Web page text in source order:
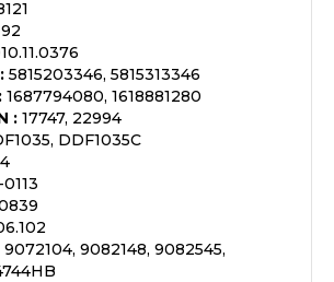
: 5815203346, 5815313346
: 1687794080, 1618881280
: 17747, 22994
DDF1035C
9072104, 9082148, 9082545,